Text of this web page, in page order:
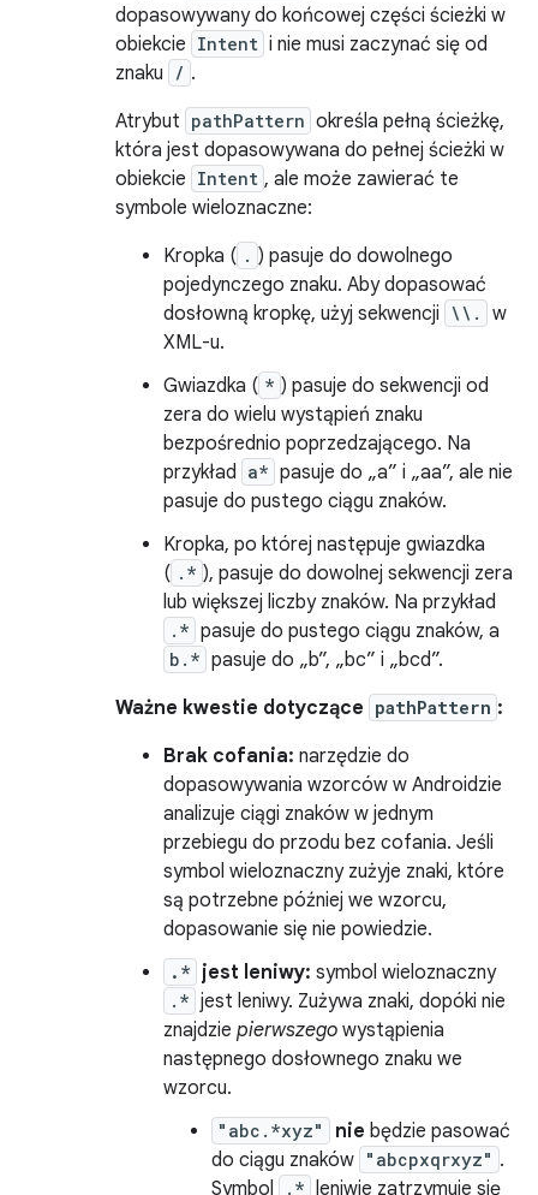
dopasowywany do końcowej części ścieżki w
obiekcie Intent i nie musi zaczynać się od
znaku
/ .
Atrybut pathPattern określa pełną ścieżkę,
która jest dopasowywana do pełnej ścieżki w
obiekcie Intent , ale może zawierać te
symbole wieloznaczne:
Kropka ( . ) pasuje do dowolnego
pojedynczego znaku. Aby dopasować
dosłowną kropkę, użyj sekwencji \\.
w
XML-u.
Gwiazdka ( * ) pasuje do sekwencji od
zera do wielu wystąpień znaku
bezpośrednio poprzedzającego. Na
przykład a* pasuje do „a” i „aa”, ale nie
pasuje do pustego ciągu znaków.
Kropka, po której następuje gwiazdka
( .* ), pasuje do dowolnej sekwencji zera
lub większej liczby znaków. Na przykład
.* pasuje do pustego ciągu znaków, a
b.* pasuje do „b”, „bc” i „bcd”.
Ważne kwestie dotyczące pathPattern :
Brak cofania: narzędzie do
dopasowywania wzorców w Androidzie
analizuje ciągi znaków w jednym
przebiegu do przodu bez cofania. Jeśli
symbol wieloznaczny zużyje znaki, które
są potrzebne później we wzorcu,
dopasowanie się nie powiedzie.
.* jest leniwy: symbol wieloznaczny
.* jest leniwy. Zużywa znaki, dopóki nie
znajdzie pierwszego wystąpienia
następnego dosłownego znaku we
wzorcu.
"abc.*xyz" nie będzie pasować
do ciągu znaków "abcpxqrxyz" .
Symbol
.* leniwie zatrzymuje się